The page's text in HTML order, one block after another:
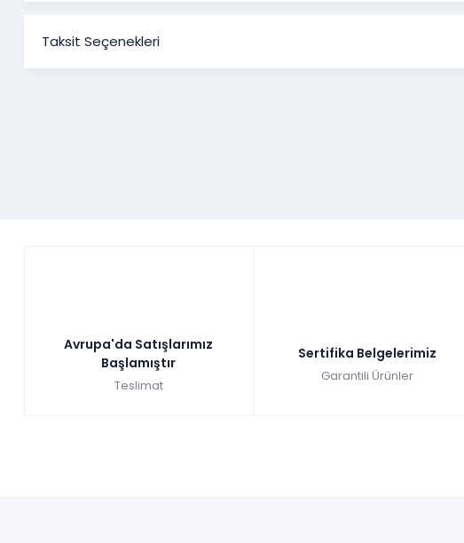
Taksit Seçenekleri
Avrupa'da Satışlarımız
Başlamıştır
Teslimat
Sertifika Belgelerimiz
Garantili Ürünler